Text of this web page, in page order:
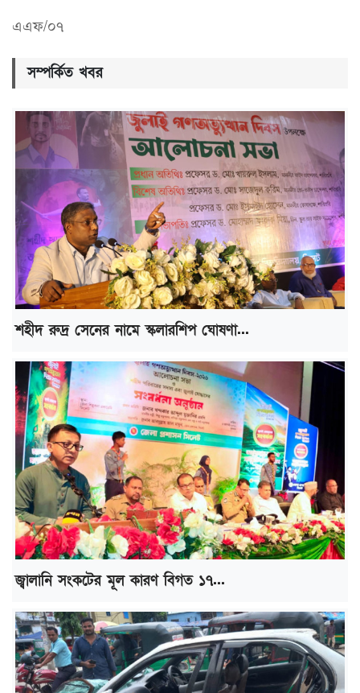
এএফ/০৭
সম্পর্কিত খবর
শহীদ রুদ্র সেনের নামে স্কলারশিপ ঘোষণা...
জ্বালানি সংকটের মূল কারণ বিগত ১৭...